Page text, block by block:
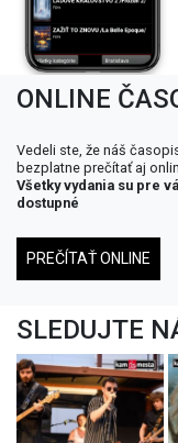
ONLINE
Vedeli ste, že náš
bezplatne prečítať aj
Všetky vydania su pre
dostupné
PREČÍTAŤ ONLINE
SLEDUJTE